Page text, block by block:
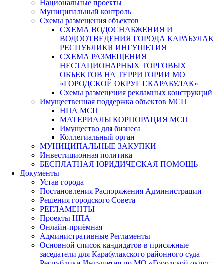
Национальные проекты
Муниципальный контроль
Схемы размещения объектов
СХЕМА ВОДОСНАБЖЕНИЯ И
ВОДООТВЕДЕНИЯ ГОРОДА КАРАБУЛАК
РЕСПУБЛИКИ ИНГУШЕТИЯ
СХЕМА РАЗМЕЩЕНИЯ
НЕСТАЦИОНАРНЫХ ТОРГОВЫХ
ОБЪЕКТОВ НА ТЕРРИТОРИИ МО
«ГОРОДСКОЙ ОКРУГ Г.КАРАБУЛАК»
Схемы размещения рекламных конструкций
Имущественная поддержка объектов МСП
НПА МСП
МАТЕРИАЛЫ КОРПОРАЦИЯ МСП
Имущество для бизнеса
Коллегиальный орган
МУНИЦИПАЛЬНЫЕ ЗАКУПКИ
Инвестиционная политика
БЕСПЛАТНАЯ ЮРИДИЧЕСКАЯ ПОМОЩЬ
Документы
Устав города
Постановления Распоряжения Администрации
Решения городского Совета
РЕГЛАМЕНТЫ
Проекты НПА
Онлайн-приёмная
Административные Регламенты
Основной список кандидатов в присяжные
заседатели для Карабулакского районного суда